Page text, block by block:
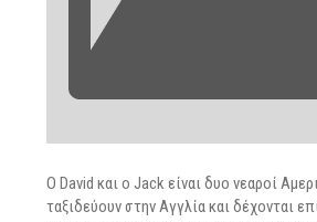
Ο David και ο Jack είναι δυο νεαροί
ταξιδεύουν στην Αγγλία και δέχονται